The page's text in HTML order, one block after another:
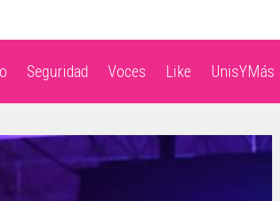
Seguridad Voces Like UnisYMás